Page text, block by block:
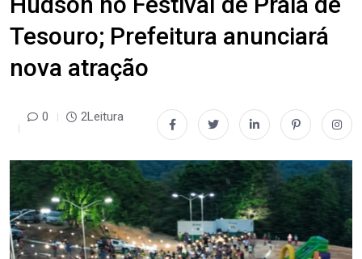
Tesouro; Prefeitura anunciará
nova atração
0 2Leitura